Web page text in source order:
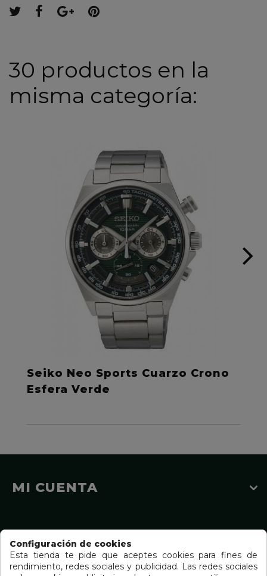
30 productos en la
misma categoría:
Seiko Neo Sports Cuarzo Crono
Esfera Verde
MI CUENTA
INFORMACIÓN
Configuración de cookies
Esta tienda te pide que aceptes cookies para fines de
rendimiento, redes sociales y publicidad. Las redes sociales